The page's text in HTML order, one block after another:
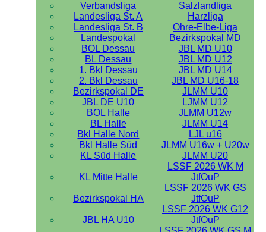
Verbandsliga
Salzlandliga
Landesliga St. A
Harzliga
Landesliga St. B
Ohre-Elbe-Liga
Landespokal
Bezirkspokal MD
BOL Dessau
JBL MD U10
BL Dessau
JBL MD U12
1. Bkl Dessau
JBL MD U14
2. Bkl Dessau
JBL MD U16-18
Bezirkspokal DE
JLMM U10
JBL DE U10
LJMM U12
BOL Halle
JLMM U12w
BL Halle
JLMM U14
Bkl Halle Nord
LJL u16
Bkl Halle Süd
JLMM U16w + U20w
KL Süd Halle
JLMM U20
KL Mitte Halle
LSSF 2026 WK M
JtfOuP
Bezirkspokal HA
LSSF 2026 WK GS
JtfOuP
JBL HA U10
LSSF 2026 WK G12
JtfOuP